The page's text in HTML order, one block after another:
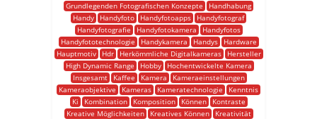
Grundlegenden Fotografischen Konzepte
Handhabung
Handy
Handyfoto Handyfotoapps
Handyfotograf
Handyfotografie
Handyfotokamera
Handyfotos
Handyfototechnologie
Handykamera Handys
Hardware
Hauptmotiv
Hdr Herkömmliche Digitalkameras
Hersteller
High Dynamic Range
Hobby
Hochentwickelte Kamera
Insgesamt
Kaffee Kamera
Kameraeinstellungen
Kameraobjektive
Kameras Kameratechnologie
Kenntnis
Ki
Kombination Komposition Können
Kontraste
Kreative Möglichkeiten
Kreatives Können
Kreativität